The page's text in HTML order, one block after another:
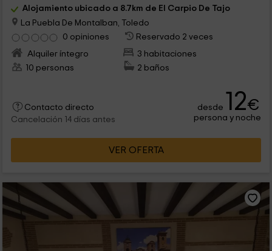
Alojamiento ubicado a 8.7km de El Carpio De Tajo
La Puebla De Montalban, Toledo
0 opiniones
Reservado 2 veces
Alquiler íntegro
3 habitaciones
10 personas
2 baños
Contacto directo
Cancelación 14 días antes
desde 12€
persona y noche
VER OFERTA